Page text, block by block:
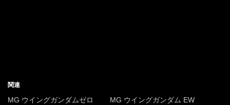
関連
MG ウイングガンダムゼロ
MG ウイングガンダム EW